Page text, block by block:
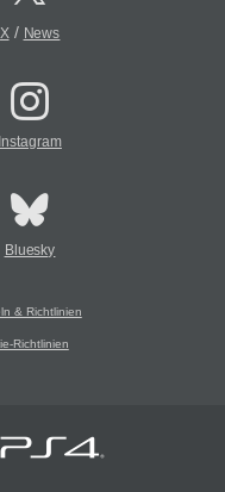
X/ News
Instagram
Bluesky
& Richtlinien
Richtlinien